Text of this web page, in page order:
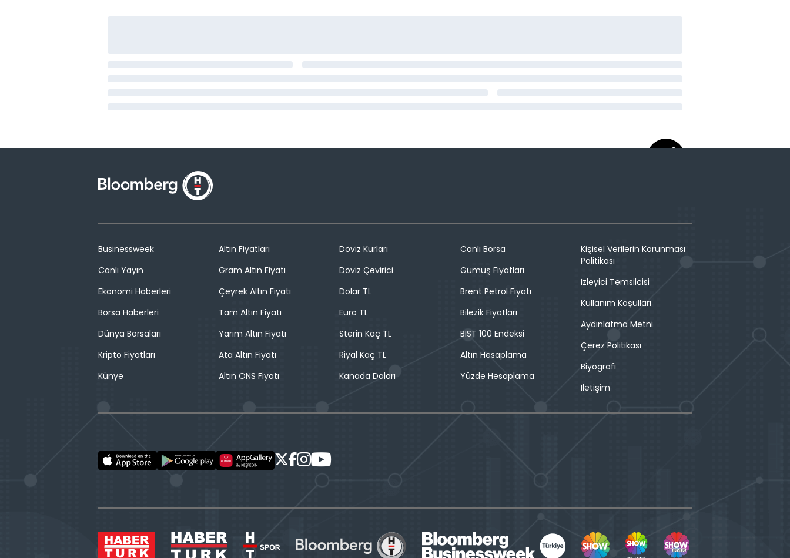
Businessweek
Canlı Yayın
Ekonomi Haberleri
Borsa Haberleri
Dünya Borsaları
Kripto Fiyatları
Künye
Altın Fiyatları
Gram Altın Fiyatı
Çeyrek Altın Fiyatı
Tam Altın Fiyatı
Yarım Altın Fiyatı
Ata Altın Fiyatı
Altın ONS Fiyatı
Döviz Kurları
Döviz Çevirici
Dolar TL
Euro TL
Sterin Kaç TL
Riyal Kaç TL
Kanada Doları
Canlı Borsa
Gümüş Fiyatları
Brent Petrol Fiyatı
Bilezik Fiyatları
BIST 100 Endeksi
Altın Hesaplama
Yüzde Hesaplama
Kişisel Verilerin Korunması
Politikası
İzleyici Temsilcisi
Kullanım Koşulları
Aydınlatma Metni
Çerez Politikası
Biyografi
İletişim